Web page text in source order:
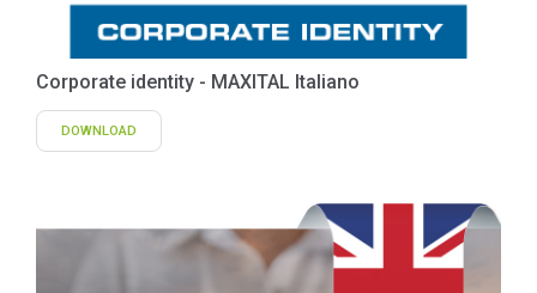
Corporate identity - MAXITAL Italiano
DOWNLOAD